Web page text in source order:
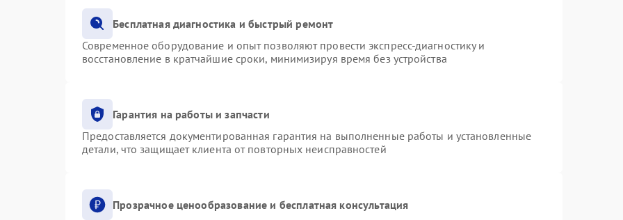
Бесплатная диагностика и быстрый ремонт
Современное оборудование и опыт позволяют провести экспресс-диагностику и
восстановление в кратчайшие сроки, минимизируя время без устройства
Гарантия на работы и запчасти
Предоставляется документированная гарантия на выполненные работы и установленные
детали, что защищает клиента от повторных неисправностей
Прозрачное ценообразование и бесплатная консультация